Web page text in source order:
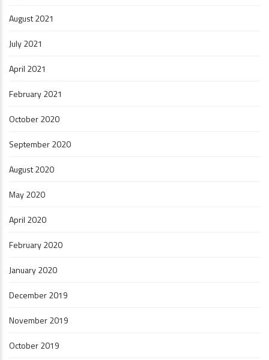
August 2021
July 2021
April 2021
February 2021
October 2020
September 2020
August 2020
May 2020
April 2020
February 2020
January 2020
December 2019
November 2019
October 2019